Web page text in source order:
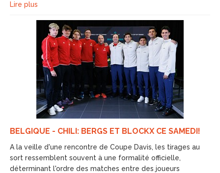
Lire plus
BELGIQUE - CHILI: BERGS ET BLOCKX CE SAMEDI!
A la veille d'une rencontre de Coupe Davis, les tirages au
sort ressemblent souvent à une formalité officielle,
déterminant l'ordre des matches entre des joueurs